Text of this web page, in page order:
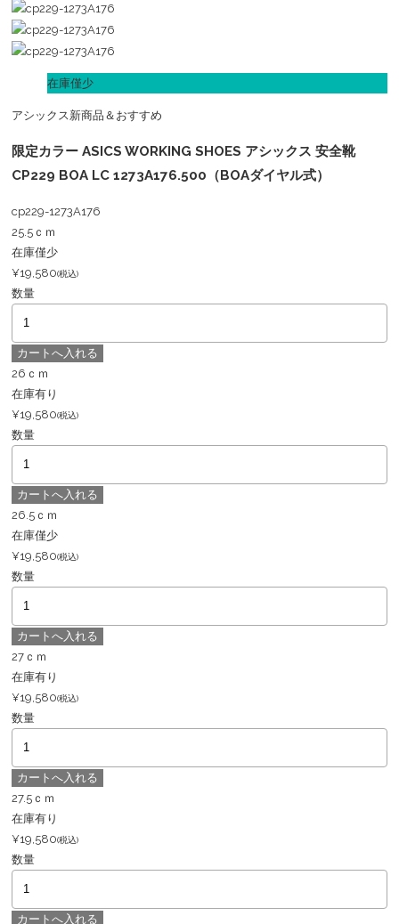
在庫僅少
アシックス新商品＆おすすめ
限定カラー ASICS WORKING SHOES アシックス 安全靴
CP229 BOA LC 1273A176.500（BOAダイヤル式）
cp229-1273A176
25.5ｃｍ
在庫僅少
¥19,580(税込)
数量
26ｃｍ
在庫有り
¥19,580(税込)
数量
26.5ｃｍ
在庫僅少
¥19,580(税込)
数量
27ｃｍ
在庫有り
¥19,580(税込)
数量
27.5ｃｍ
在庫有り
¥19,580(税込)
数量